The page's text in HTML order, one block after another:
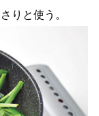
りと使う。